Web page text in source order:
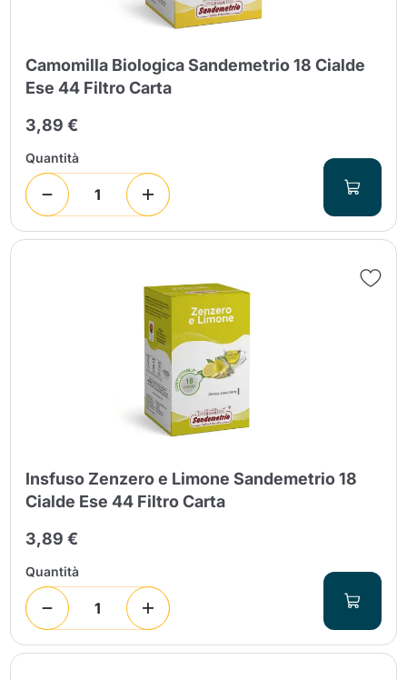
Camomilla Biologica Sandemetrio 18 Cialde
Ese 44 Filtro Carta
3,89 €
Quantità
Insfuso Zenzero e Limone Sandemetrio 18
Cialde Ese 44 Filtro Carta
3,89 €
Quantità